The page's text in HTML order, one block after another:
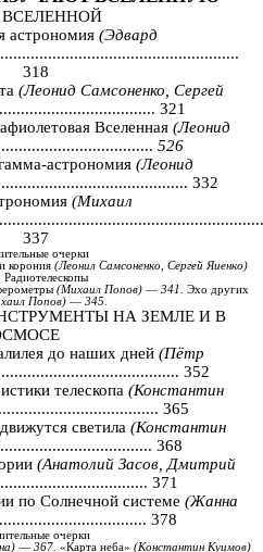
ВСЕЛЕННОЙ
астрономия (Эдвард
318
(Леонид Самсоненко, Сергей
321
Вселенная(Леонид
526
астрономия(Леонид
332
(Михаил
337
очерки
и корония (Леонил Самсоненко, Сергей Яиенко)
Радиотелескопы
(Михаил Попов)— 341.Эхо других
Попов) — 345.
НА ЗЕМЛЕ И В
до наших дней (Пётр
352
телескопа(Константин
365
светила(Константин
368
(Анатолий Засов, Дмитрий
371
по Солнечной системе (Жанна
378
очерки
) — 367. «Карта неба» (Константин Куимов)